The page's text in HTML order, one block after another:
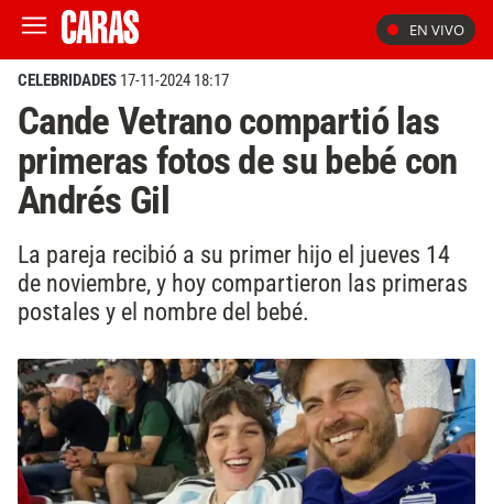
EN VIVO
CELEBRIDADES 17-11-2024 18:17
Cande Vetrano compartió las
primeras fotos de su bebé con
Andrés Gil
La pareja recibió a su primer hijo el jueves 14
de noviembre, y hoy compartieron las primeras
postales y el nombre del bebé.